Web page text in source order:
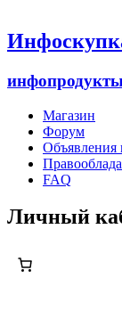
Магазин
Форум
Объявления
FAQ
Личный